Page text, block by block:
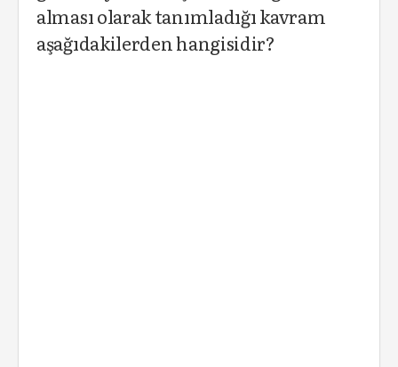
alması olarak tanımladığı kavram
aşağıdakilerden hangisidir?